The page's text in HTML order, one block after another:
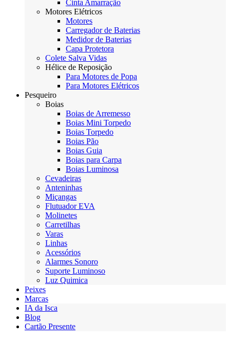
Cinta Amarração
Motores Elétricos
Motores
Carregador de Baterias
Medidor de Baterias
Capa Protetora
Colete Salva Vidas
Hélice de Reposição
Para Motores de Popa
Para Motores Elétricos
Pesqueiro
Boias
Boias de Arremesso
Boias Mini Torpedo
Boias Torpedo
Boias Pão
Boias Guia
Boias para Carpa
Boias Luminosa
Cevadeiras
Anteninhas
Miçangas
Flutuador EVA
Molinetes
Carretilhas
Varas
Linhas
Acessórios
Alarmes Sonoro
Suporte Luminoso
Luz Quimica
Peixes
Marcas
IA da Isca
Blog
Cartão Presente